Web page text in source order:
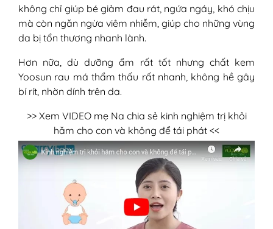
không chỉ giúp bé giảm đau rát, ngứa ngáy, khó chịu
mà còn ngăn ngừa viêm nhiễm, giúp cho những vùng
da bị tổn thương nhanh lành.
Hơn nữa, dù dưỡng ẩm rất tốt nhưng chất kem
Yoosun rau má thẩm thấu rất nhanh, không hề gây
bí rít, nhờn dính trên da.
>> Xem VIDEO mẹ Na chia sẻ kinh nghiệm trị khỏi
hăm cho con và không để tái phát <<